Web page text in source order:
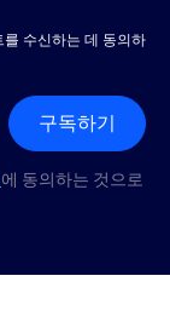
수신하는 데 동의하
구독하기
에 동의하는 것으로